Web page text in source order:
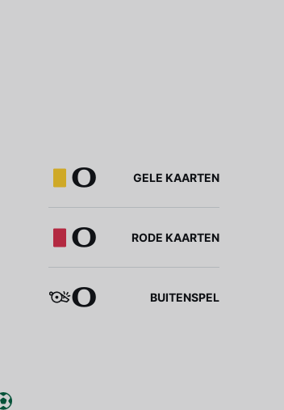
0 GELE KAARTEN
0 RODE KAARTEN
0 BUITENSPEL